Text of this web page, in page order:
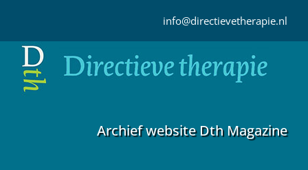
inhoud
info@directievetherapie.nl
Archief website Dth Magazine